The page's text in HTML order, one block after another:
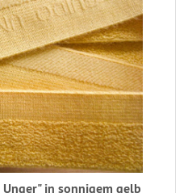
in sonnigem gelb